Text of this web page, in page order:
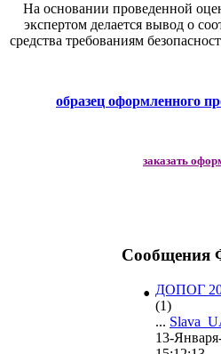
На основании проведенной
экспертом делается вывод о
средства требованиям
образец оформленного
заказать
Сообщения
• ДОПОГ
(1)
...
13-